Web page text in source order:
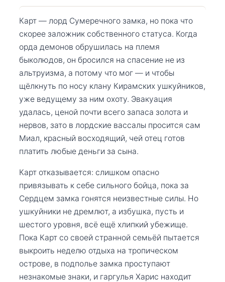
Карт — лорд Сумеречного замка, но пока что
скорее заложник собственного статуса. Когда
орда демонов обрушилась на племя
быколюдов, он бросился на спасение не из
альтруизма, а потому что мог — и чтобы
щёлкнуть по носу клану Кирамских ушкуйников,
уже ведущему за ним охоту. Эвакуация
удалась, ценой почти всего запаса золота и
нервов, зато в лордские вассалы просится сам
Миал, красный восходящий, чей отец готов
платить любые деньги за сына.
Карт отказывается: слишком опасно
привязывать к себе сильного бойца, пока за
Сердцем замка гонятся неизвестные силы. Но
ушкуйники не дремлют, а избушка, пусть и
шестого уровня, всё ещё хлипкий убежище.
Пока Карт со своей странной семьёй пытается
выкроить неделю отдыха на тропическом
острове, в подполье замка проступают
незнакомые знаки, и гаргулья Харис находит